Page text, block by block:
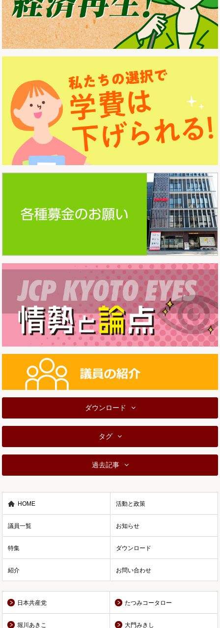
ダウンロード
タグ
過去記事
HOME 活動と政策
議員一覧 お知らせ
特集 ダウンロード
紹介 お問い合わせ
日本共産党 たつみコータロー
堀川あきこ 大門みきし